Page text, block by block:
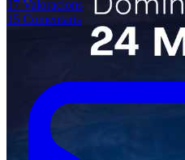
17 Valoracions
15 Comentaris